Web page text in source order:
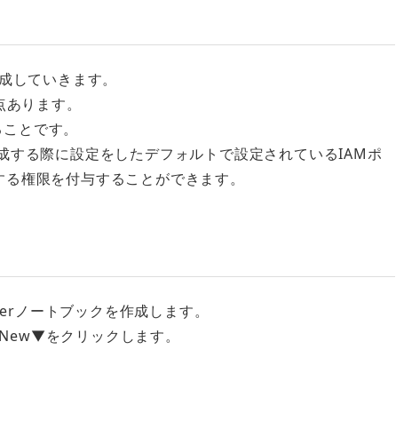
していきます。
ります。
とです。
する際に設定をしたデフォルトで設定されているIAMポ
権限を付与することができます。
ートブックを作成します。
をクリックします。